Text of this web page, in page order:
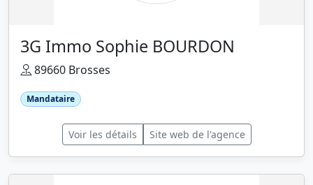
3G Immo Sophie BOURDON
89660 Brosses
Mandataire
Voir les détails Site web de l'agence